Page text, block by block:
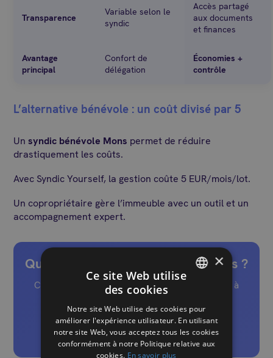
Transparence
Variable selon le
syndic
Accès partagé
aux documents
et finances
Avantage
principal
Confort de
délégation
Économies +
contrôle
L’alternative bénévole : un coût divisé par 5
Unsyndic bénévole Mons permet de réduire
drastiquement les coûts.
Avec Syndic Yourself, la gestion coûte 5 EUR/mois/lot.
Un copropriétaire gère l’immeuble avec un outil et un
accompagnement expert.
Quel type de syndic choisir à Mons ?
Comparez les solutions et trouvez celle adaptée à
Comparer les solutions
DUTCH
×
Ce site Web utilise
des cookies
Notre site Web utilise des cookies pour
améliorer l'expérience utilisateur. En utilisant
notre site Web, vous acceptez tous les cookies
conformément à notre Politique relative aux
cookies. En savoir plus